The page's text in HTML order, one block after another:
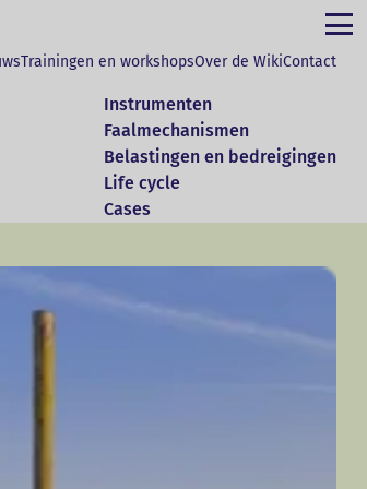
Trainingen en workshopsOver de WikiContact
Instrumenten
Faalmechanismen
Belastingen en bedreigingen
Life cycle
Cases
voor alle
hebben, met ontwikkelde